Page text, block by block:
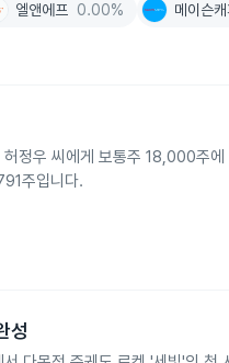
엘앤에프 0.00% 메이슨
정우 씨에게 보통주 18,000주
주입니다.
성